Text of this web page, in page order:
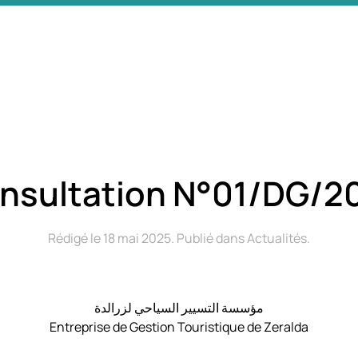
N°01/DG/
Rédigé le18 mai 2025. Publié dansActualités.
مؤسسة التسيير السياحي لزرالدة
Entreprise de Gestion Touristique de Zeralda